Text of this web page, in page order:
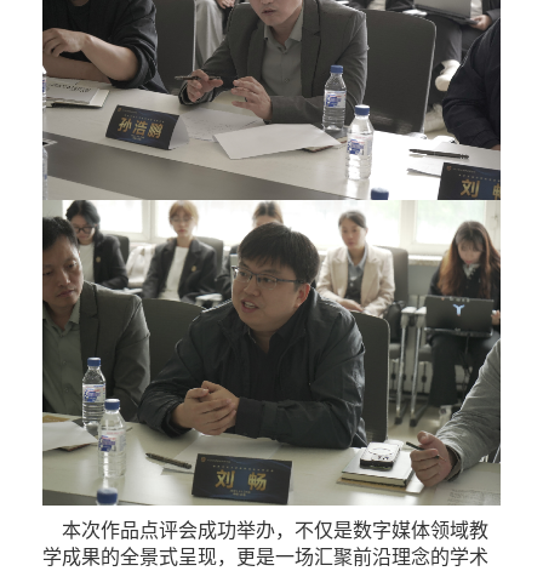
本次作品点评会成功举办，不仅是数字媒体领域教
学成果的全景式呈现，更是一场汇聚前沿理念的学术